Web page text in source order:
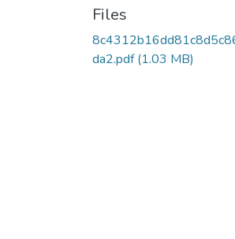
Files
da2.pdf(1.03 MB)